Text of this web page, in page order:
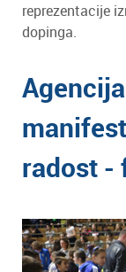
reprezentacije
dopinga.
radost -